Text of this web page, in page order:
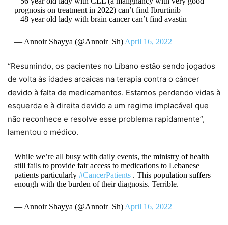
prognosis on treatment in 2022) can’t find Ibrurtinib
– 48 year old lady with brain cancer can’t find avastin
— Annoir Shayya (@Annoir_Sh) April 16, 2022
“Resumindo, os pacientes no Líbano estão sendo jogados
de volta às idades arcaicas na terapia contra o câncer
devido à falta de medicamentos. Estamos perdendo vidas à
esquerda e à direita devido a um regime implacável que
não reconhece e resolve esse problema rapidamente”,
lamentou o médico.
While we’re all busy with daily events, the ministry of health
still fails to provide fair access to medications to Lebanese
patients particularly #CancerPatients. This population suffers
enough with the burden of their diagnosis. Terrible.
— Annoir Shayya (@Annoir_Sh) April 16, 2022